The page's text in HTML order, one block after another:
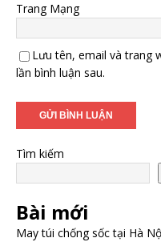
Trang Mạng
Lưu tên, email và trang
lần bình luận sau.
Tìm kiếm
Bài mới
May túi chống sốc tại Hà